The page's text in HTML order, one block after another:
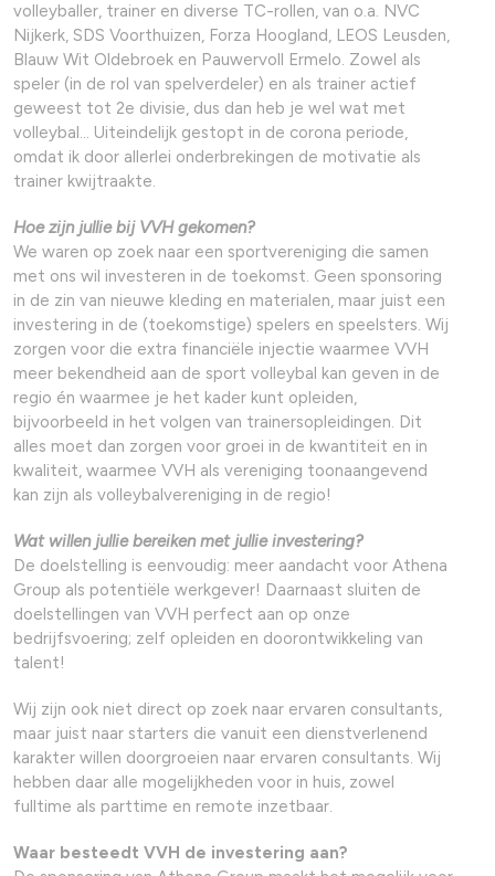
volleyballer, trainer en diverse TC-rollen, van o.a. NVC
Nijkerk, SDS Voorthuizen, Forza Hoogland, LEOS Leusden,
Blauw Wit Oldebroek en Pauwervoll Ermelo. Zowel als
speler (in de rol van spelverdeler) en als trainer actief
geweest tot 2e divisie, dus dan heb je wel wat met
volleybal… Uiteindelijk gestopt in de corona periode,
omdat ik door allerlei onderbrekingen de motivatie als
trainer kwijtraakte.
Hoe zijn jullie bij VVH gekomen?
We waren op zoek naar een sportvereniging die samen
met ons wil investeren in de toekomst. Geen sponsoring
in de zin van nieuwe kleding en materialen, maar juist een
investering in de (toekomstige) spelers en speelsters. Wij
zorgen voor die extra financiële injectie waarmee VVH
meer bekendheid aan de sport volleybal kan geven in de
regio én waarmee je het kader kunt opleiden,
bijvoorbeeld in het volgen van trainersopleidingen. Dit
alles moet dan zorgen voor groei in de kwantiteit en in
kwaliteit, waarmee VVH als vereniging toonaangevend
kan zijn als volleybalvereniging in de regio!
Wat willen jullie bereiken met jullie investering?
De doelstelling is eenvoudig: meer aandacht voor Athena
Group als potentiële werkgever! Daarnaast sluiten de
doelstellingen van VVH perfect aan op onze
bedrijfsvoering; zelf opleiden en doorontwikkeling van
talent!
Wij zijn ook niet direct op zoek naar ervaren consultants,
maar juist naar starters die vanuit een dienstverlenend
karakter willen doorgroeien naar ervaren consultants. Wij
hebben daar alle mogelijkheden voor in huis, zowel
fulltime als parttime en remote inzetbaar.
Waar besteedt VVH de investering aan?